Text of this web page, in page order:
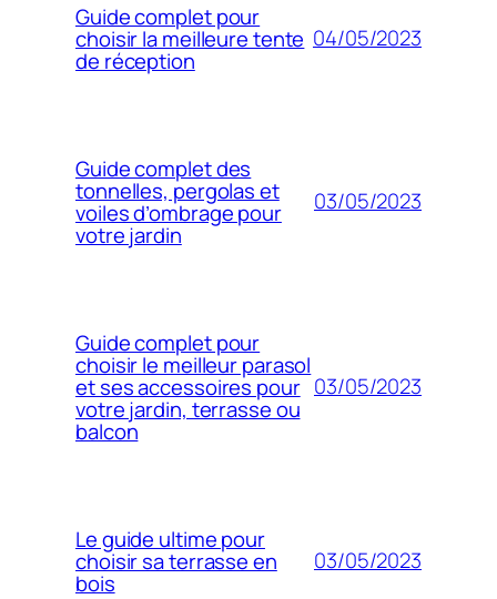
Guide complet pour
choisir la meilleure tente
de réception
04/05/2023
Guide complet des
tonnelles, pergolas et
voiles d’ombrage pour
votre jardin
03/05/2023
Guide complet pour
choisir le meilleur parasol
et ses accessoires pour
votre jardin, terrasse ou
balcon
03/05/2023
Le guide ultime pour
choisir sa terrasse en
bois
03/05/2023